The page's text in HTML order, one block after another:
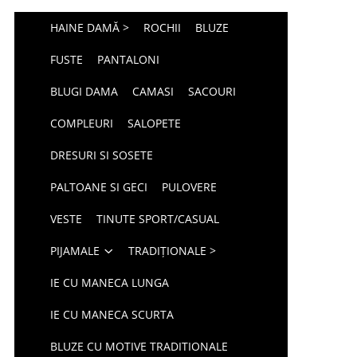
HAINE DAMĂ > ROCHII BLUZE
FUSTE PANTALONI
BLUGI DAMA CAMASI SACOURI
COMPLEURI SALOPETE
DRESURI SI SOSETE
PALTOANE SI GECI PULOVERE
VESTE TINUTE SPORT/CASUAL
PIJAMALE TRADIȚIONALE >
IE CU MANECA LUNGA
IE CU MANECA SCURTA
BLUZE CU MOTIVE TRADITIONALE